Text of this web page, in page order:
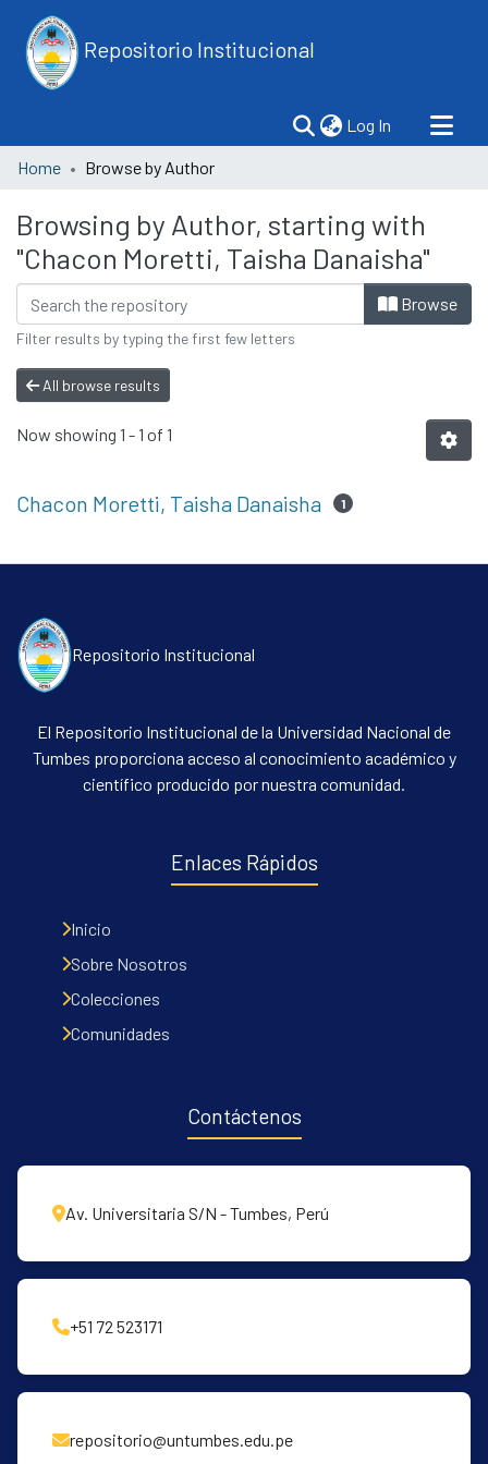
Repositorio Institucional
Log In (current)
Communities & Collections
All of DSpace
Home Browse by Author
Browsing by Author, starting with
"Chacon Moretti, Taisha Danaisha"
Browse
Filter results by typing the first few letters
All browse results
Now showing 1 - 1 of 1
Chacon Moretti, Taisha Danaisha 1
Repositorio Institucional
El Repositorio Institucional de la Universidad Nacional de
Tumbes proporciona acceso al conocimiento académico y
científico producido por nuestra comunidad.
Enlaces Rápidos
Inicio
Sobre Nosotros
Colecciones
Comunidades
Contáctenos
Av. Universitaria S/N - Tumbes, Perú
+51 72 523171
repositorio@untumbes.edu.pe